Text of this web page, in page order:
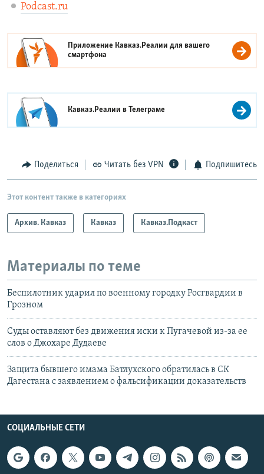
Podcast.ru
Приложение Кавказ.Реалии для вашего
смартфона
Кавказ.Реалии вТелеграме
Поделиться Читать без VPN Подпишитесь
Этот контент также в категориях
Архив. Кавказ Кавказ Кавказ.Подкаст
Материалы по теме
Беспилотник ударил по военному городку Росгвардии в
Грозном
Суды оставляют без движения иски к Пугачевой из-за ее
слов о Джохаре Дудаеве
Защита бывшего имама Батлухского обратилась в СК
Дагестана с заявлением о фальсификации доказательств
СОЦИАЛЬНЫЕ СЕТИ